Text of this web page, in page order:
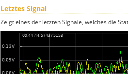
Letztes Signal
Zeigt eines der letzten Signale, welches die